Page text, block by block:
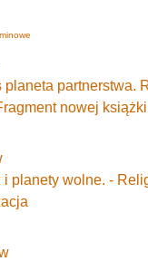
planeta partnerstwa.
nowej
i planety wolne. -